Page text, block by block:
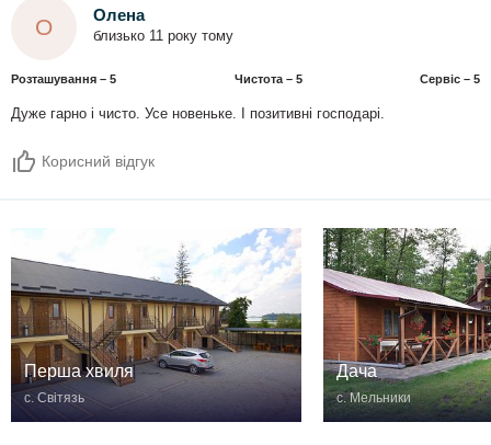
О Олена
близько 11 року тому
Розташування – 5 Чистота – 5 Сервіс – 5
Дуже гарно і чисто. Усе новеньке. І позитивні господарі.
Корисний відгук
Перша хвиля
с. Світязь
Дача
с. Мельники